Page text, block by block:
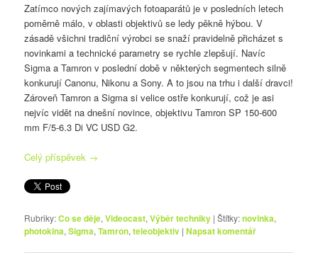
Zatímco nových zajímavých fotoaparátů je v posledních letech
poměrně málo, v oblasti objektivů se ledy pěkně hýbou. V
zásadě všichni tradiční výrobci se snaží pravidelně přicházet s
novinkami a technické parametry se rychle zlepšují. Navíc
Sigma a Tamron v poslední době v některých segmentech silně
konkurují Canonu, Nikonu a Sony. A to jsou na trhu i další dravci!
Zároveň Tamron a Sigma si velice ostře konkurují, což je asi
nejvíc vidět na dnešní novince, objektivu Tamron SP 150-600
mm F/5-6.3 Di VC USD G2.
Celý příspěvek →
Rubriky:Co se děje,Videocast,Výběr techniky |Štítky:novinka,
photokina,Sigma,Tamron,teleobjektiv |Napsat komentář